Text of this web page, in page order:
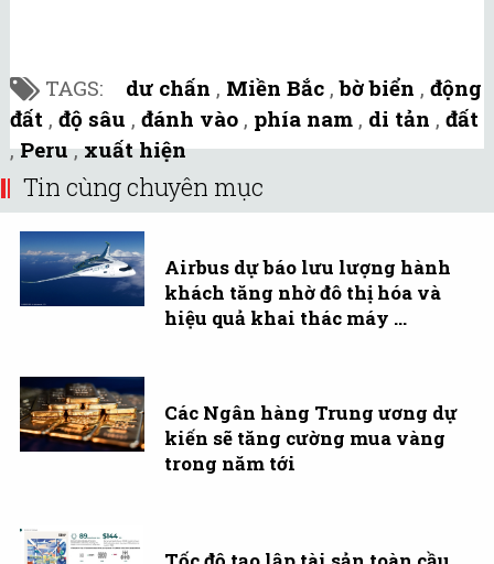
TAGS: dư chấn , Miền Bắc ,bờ biển , động
đất , độ sâu , đánh vào , phía nam , di tản , đất
,Peru,xuất hiện
Tin cùng chuyên mục
Airbus dự báo lưu lượng hành
khách tăng nhờ đô thị hóa và
hiệu quả khai thác máy ...
Các Ngân hàng Trung ương dự
kiến sẽ tăng cường mua vàng
trong năm tới